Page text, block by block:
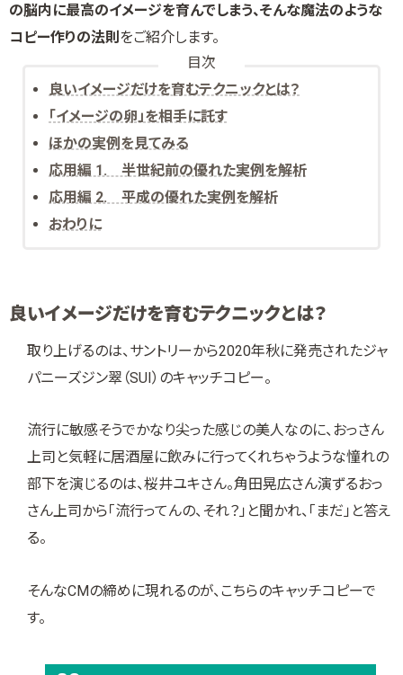
の脳内に最高のイメージを育んでしまう、そんな魔法のような
コピー作りの法則 をご紹介します。
目次
良いイメージだけを育むテクニックとは？
「イメージの卵」を相手に託す
ほかの実例を見てみる
応用編 1. 半世紀前の優れた実例を解析
応用編 2. 平成の優れた実例を解析
おわりに
良いイメージだけを育むテクニックとは？
取り上げるのは、サントリーから2020年秋に発売されたジャ
パニーズジン翠（SUI）のキャッチコピー。
流行に敏感そうでかなり尖った感じの美人なのに、おっさん
上司と気軽に居酒屋に飲みに行ってくれちゃうような憧れの
部下を演じるのは、桜井ユキさん。角田晃広さん演ずるおっ
さん上司から「流行ってんの、それ？」と聞かれ、「まだ」と答え
る。
そんなCMの締めに現れるのが、こちらのキャッチコピーで
す。